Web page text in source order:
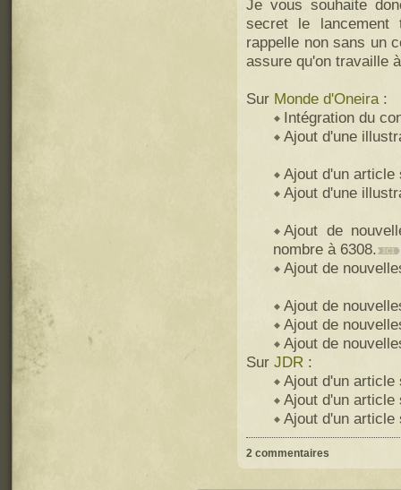
Je vous souhaite
secret le lancement
rappelle non sans un
assure qu'on travaille
Sur Monde d'Oneira:
Intégration du
Ajout d'une
Ajout d'un article
Ajout d'une
Ajout de
nombre à 6308.
Ajout de
Ajout de
Ajout de
Ajout de
Sur JDR :
Ajout d'un
Ajout d'un
Ajout d'un
2 commentaires